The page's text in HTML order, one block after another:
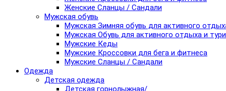
Женские Сланцы / Сандали
Мужская обувь
Мужская Зимняя обувь для активного
Мужская Обувь для активного отдыха и
Мужские Кеды
Мужские Кроссовки для бега и фитнеса
Мужские Сланцы / Сандали
Одежда
Детская одежда
Детская горнолыжная/